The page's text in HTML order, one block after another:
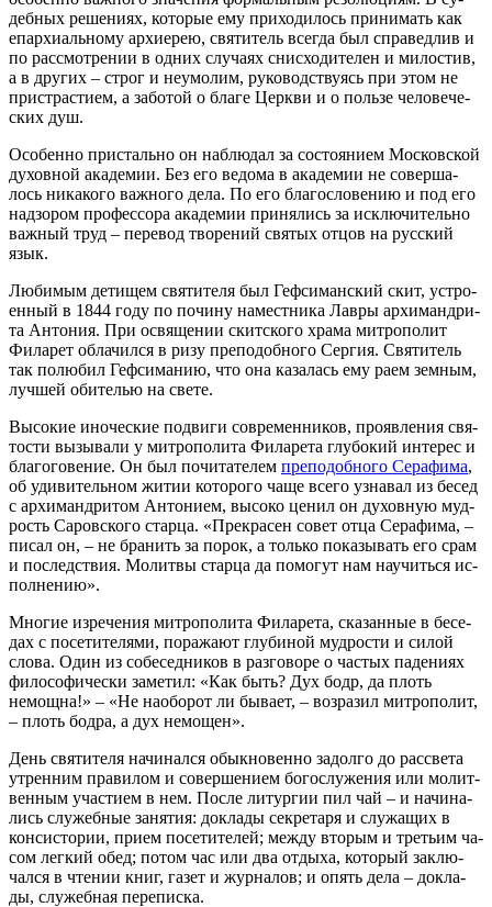
деб­ных ре­ше­ни­ях, ко­то­рые ему при­хо­ди­лось при­ни­мать как
епар­хи­аль­но­му ар­хи­ерею, свя­ти­тель все­гда был спра­вед­лив и
по рас­смот­ре­нии в од­них слу­ча­ях снис­хо­ди­те­лен и ми­ло­стив,
а в дру­гих – строг и неумо­лим, ру­ко­вод­ству­ясь при этом не
при­стра­сти­ем, а за­бо­той о бла­ге Церк­ви и о поль­зе че­ло­ве­че­
ских душ.
Осо­бен­но при­сталь­но он на­блю­дал за со­сто­я­ни­ем Мос­ков­ской
ду­хов­ной ака­де­мии. Без его ве­до­ма в ака­де­мии не со­вер­ша­
лось ни­ка­ко­го важ­но­го де­ла. По его бла­го­сло­ве­нию и под его
над­зо­ром про­фес­со­ра ака­де­мии при­ня­лись за ис­клю­чи­тель­но
важ­ный труд – пе­ре­вод тво­ре­ний свя­тых от­цов на рус­ский
язык.
Лю­би­мым де­ти­щем свя­ти­те­ля был Геф­си­ман­ский скит, устро­
ен­ный в 1844 го­ду по по­чи­ну на­мест­ни­ка Лав­ры ар­хи­манд­ри­
та Ан­то­ния. При освя­ще­нии скит­ско­го хра­ма мит­ро­по­лит
Фила­рет об­ла­чил­ся в ри­зу пре­по­доб­но­го Сер­гия. Свя­ти­тель
так по­лю­бил Геф­си­ма­нию, что она ка­за­лась ему ра­ем зем­ным,
луч­шей оби­те­лью на све­те.
Вы­со­кие ино­че­ские по­дви­ги совре­мен­ни­ков, про­яв­ле­ния свя­
то­сти вы­зы­ва­ли у мит­ро­по­ли­та Фила­ре­та глу­бо­кий ин­те­рес и
бла­го­го­ве­ние. Он был по­чи­та­те­лем пре­по­доб­но­го Се­ра­фи­ма,
об уди­ви­тель­ном жи­тии ко­то­ро­го ча­ще все­го узна­вал из бе­сед
с ар­хи­манд­ри­том Ан­то­ни­ем, вы­со­ко це­нил он ду­хов­ную муд­
рость Са­ров­ско­го стар­ца. «Пре­кра­сен со­вет от­ца Се­ра­фи­ма, –
пи­сал он, – не бра­нить за по­рок, а толь­ко по­ка­зы­вать его срам
и по­след­ствия. Мо­лит­вы стар­ца да по­мо­гут нам на­учить­ся ис­
пол­не­нию».
Мно­гие из­ре­че­ния мит­ро­по­ли­та Фила­ре­та, ска­зан­ные в бе­се­
дах с по­се­ти­те­ля­ми, по­ра­жа­ют глу­би­ной муд­ро­сти и си­лой
сло­ва. Один из со­бе­сед­ни­ков в раз­го­во­ре о ча­стых па­де­ни­ях
фило­со­фи­че­ски за­ме­тил: «Как быть? Дух бодр, да плоть
немощ­на!» – «Не на­обо­рот ли бы­ва­ет, – воз­ра­зил мит­ро­по­лит,
– плоть бод­ра, а дух немо­щен».
День свя­ти­те­ля на­чи­нал­ся обык­но­вен­но за­дол­го до рас­све­та
утрен­ним пра­ви­лом и со­вер­ше­ни­ем бо­го­слу­же­ния или мо­лит­
вен­ным уча­сти­ем в нем. По­сле ли­тур­гии пил чай – и на­чи­на­
лись слу­жеб­ные за­ня­тия: до­кла­ды сек­ре­та­ря и слу­жа­щих в
кон­си­сто­рии, при­ем по­се­ти­те­лей; меж­ду вто­рым и тре­тьим ча­
сом лег­кий обед; по­том час или два от­ды­ха, ко­то­рый за­клю­
чал­ся в чте­нии книг, га­зет и жур­на­лов; и опять де­ла – до­кла­
ды, слу­жеб­ная пе­ре­пис­ка.